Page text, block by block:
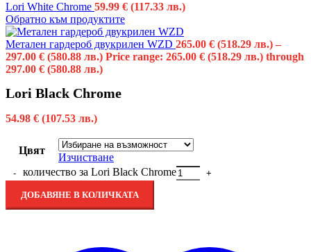
Lori White Chrome 59.99 € (117.33 лв.)
Обратно към продуктите
Метален гардероб двукрилен WZD 265.00 € (518.29 лв.) –
297.00 € (580.88 лв.) Price range: 265.00 € (518.29 лв.) through
297.00 € (580.88 лв.)
Lori Black Chrome
54.98 € (107.53 лв.)
Цвят
Изчистване
количество за Lori Black Chrome
ДОБАВЯНЕ В КОЛИЧКАТА